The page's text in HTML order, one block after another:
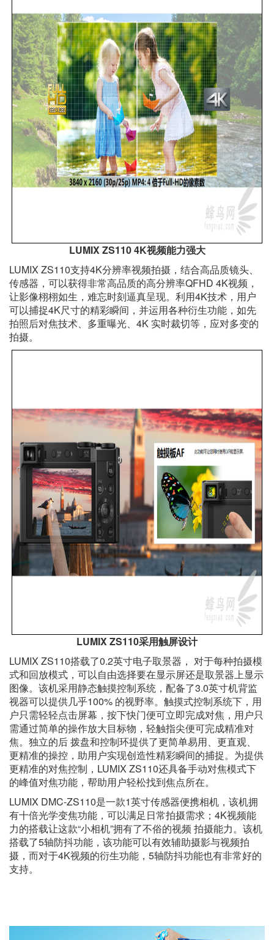
LUMIX ZS110 4K视频能力强大
LUMIX ZS110支持4K分辨率视频拍摄，结合高品质镜头、
传感器，可以获得非常高品质的高分辨率QFHD 4K视频，
让影像栩栩如生，难忘时刻逼真呈现。利用4K技术，用户
可以捕捉4K尺寸的精彩瞬间，并运用各种衍生功能，如先
拍照后对焦技术、多重曝光、4K 实时裁切等，应对多变的
拍摄。
LUMIX ZS110采用触屏设计
LUMIX ZS110搭载了0.2英寸电子取景器， 对于每种拍摄模
式和回放模式，可以自由选择要在显示屏还是取景器上显示
图像。该机采用静态触摸控制系统，配备了3.0英寸机背监
视器可以提供几乎100% 的视野率。触摸式控制系统下，用
户只需轻轻点击屏幕，按下快门便可立即完成对焦，用户只
需通过简单的操作放大目标物，轻触指尖便可完成精准对
焦。独立的后 拨盘和控制环提供了更简单易用、更直观、
更精准的操控，助用户实现创造性精彩瞬间的捕捉。为提供
更精准的对焦控制，LUMIX ZS110还具备手动对焦模式下
的峰值对焦功能，帮助用户轻松找到焦点所在。
LUMIX DMC-ZS110是一款1英寸传感器便携相机，该机拥
有十倍光学变焦功能，可以满足日常拍摄需求；4K视频能
力的搭载让这款“小相机”拥有了不俗的视频 拍摄能力。该机
搭载了5轴防抖功能，该功能可以有效辅助摄影与视频拍
摄，而对于4K视频的衍生功能，5轴防抖功能也有非常好的
支持。